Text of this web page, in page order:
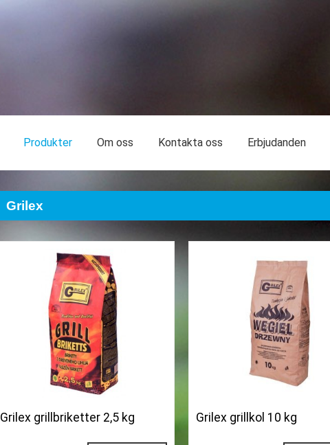
Produkter Om oss Kontakta oss Erbjudanden
Grilex
Grilex grillbriketter 2,5 kg Grilex grillkol 10 kg